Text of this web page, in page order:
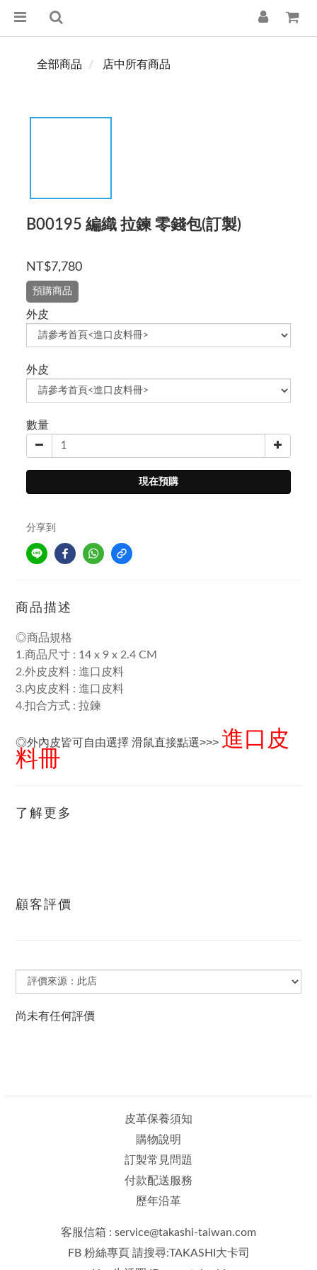
全部商品 店中所有商品
B00195 編織 拉鍊 零錢包(訂製)
NT$7,780
預購商品
外皮
外皮
數量
現在預購
分享到
商品描述
◎商品規格
1.商品尺寸 : 14 x 9 x 2.4 CM
2.外皮皮料 : 進口皮料
3.內皮皮料 : 進口皮料
4.扣合方式 : 拉鍊
◎外內皮皆可自由選擇 滑鼠直接點選>>> 進口皮
料冊
了解更多
顧客評價
尚未有任何評價
皮革保養須知
購物說明
訂製常見問題
付款配送服務
歷年沿革
客服信箱 : service@takashi-taiwan.com
FB 粉絲專頁 請搜尋:TAKASHI大卡司